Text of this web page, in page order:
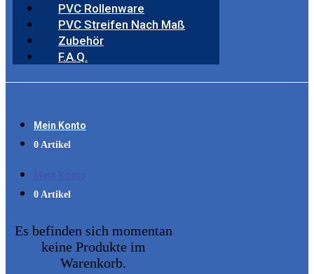
PVC Rollenware
PVC Streifen Nach Maß
Zubehör
F.A.Q.
Mein Konto
0 Artikel
0 Artikel
Es befinden sich momentan
keine Produkte im
Warenkorb.